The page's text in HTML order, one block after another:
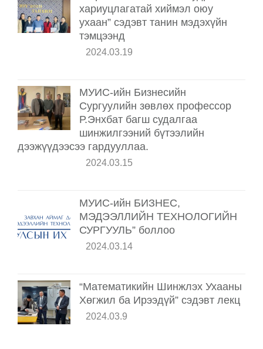
хариуцлагатай хиймэл оюу
ухаан” сэдэвт танин мэдэхүйн
тэмцээнд
2024.03.19
МУИС-ийн Бизнесийн
Сургуулийн зөвлөх профессор
Р.Энхбат багш судалгаа
шинжилгээний бүтээлийн
дээжүүдээсээ гардууллаа.
2024.03.15
МУИС-ийн БИЗНЕС,
МЭДЭЭЛЛИЙН ТЕХНОЛОГИЙН
СУРГУУЛЬ” боллоо
2024.03.14
“Математикийн Шинжлэх Ухааны
Хөгжил ба Ирээдүй” сэдэвт лекц
2024.03.9